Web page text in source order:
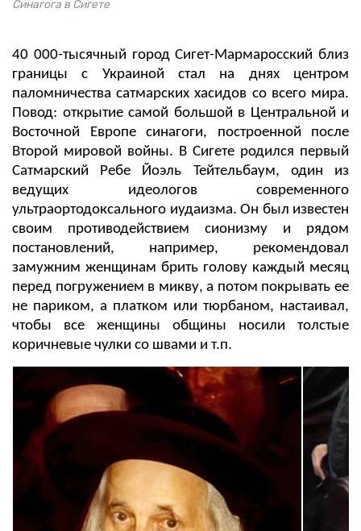
Синагога в Сигете
40 000-тысячный город Сигет-Мармаросский близ
границы с Украиной стал на днях центром
паломничества сатмарских хасидов со всего мира.
Повод: открытие самой большой в Центральной и
Восточной Европе синагоги, построенной после
Второй мировой войны. В Сигете родился первый
Сатмарский Ребе Йоэль Тейтельбаум, один из
ведущих идеологов современного
ультраортодоксального иудаизма. Он был известен
своим противодействием сионизму и рядом
постановлений, например, рекомендовал
замужним женщинам брить голову каждый месяц
перед погружением в микву, а потом покрывать ее
не париком, а платком или тюрбаном, настаивал,
чтобы все женщины общины носили толстые
коричневые чулки со швами и т.п.